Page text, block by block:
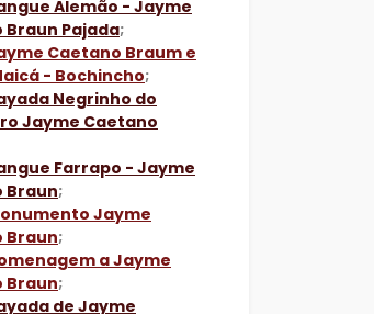
Alemão - Jayme
Braun Pajada;
Caetano Braum e
- Bochincho;
Negrinho do
Jayme Caetano
Farrapo - Jayme
Braun;
Jayme
Braun;
a Jayme
Braun;
de Jayme